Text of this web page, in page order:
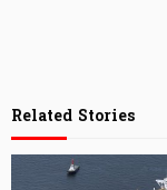
Related Stories